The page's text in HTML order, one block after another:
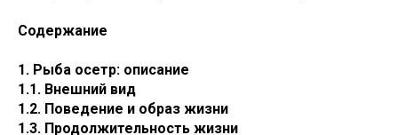
Содержание
1. Рыба осетр: описание
1.1. Внешний вид
1.2. Поведение и образ жизни
1.3. Продолжительность жизни